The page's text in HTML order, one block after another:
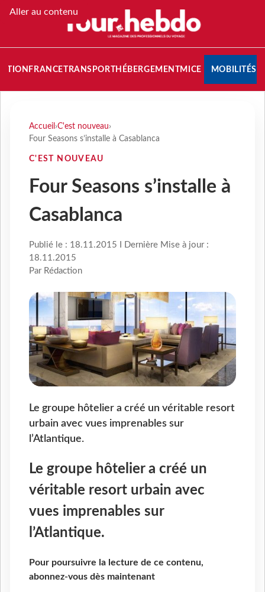
Aller au contenu
FRANCETRANSPORT HÉBERGEMENTMICE MOBILITÉS
Accueil ›C'est nouveau›
Four Seasons s’installe à Casablanca
C'EST NOUVEAU
Four Seasons s’installe à
Casablanca
Publié le : 18.11.2015 I Dernière Mise à jour :
18.11.2015
Par Rédaction
Le groupe hôtelier a créé un véritable resort
urbain avec vues imprenables sur
l’Atlantique.
Le groupe hôtelier a créé un
véritable resort urbain avec
vues imprenables sur
l’Atlantique.
Pour poursuivre la lecture de ce contenu,
abonnez-vous dès maintenant